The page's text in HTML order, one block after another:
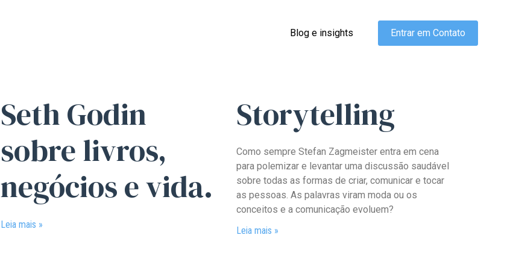
Blog e insights Entrar em Contato
Seth Godin
sobre livros,
negócios e vida.
Leia mais »
Storytelling
Como sempre Stefan Zagmeister entra em cena
para polemizar e levantar uma discussão saudável
sobre todas as formas de criar, comunicar e tocar
as pessoas. As palavras viram moda ou os
conceitos e a comunicação evoluem?
Leia mais »